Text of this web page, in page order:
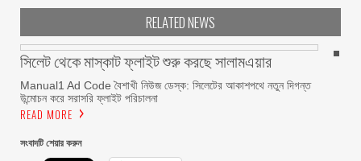
RELATED NEWS
সিলেট থেকে মাস্কাট ফ্লাইট শুরু করছে সালামএয়ার
Manual1 Ad Code বৈশাখী নিউজ ডেস্ক: সিলেটের আকাশপথে নতুন দিগন্ত
উন্মোচন করে সরাসরি ফ্লাইট পরিচালনা
READ MORE
সংবাদটি শেয়ার করুন